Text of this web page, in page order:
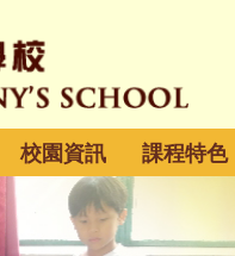
校園資訊 課程特色